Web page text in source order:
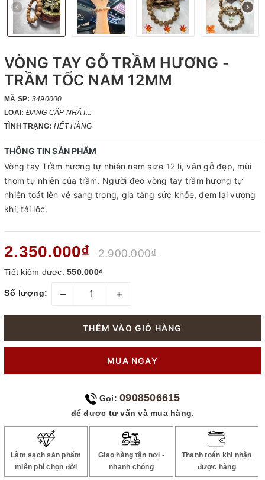
VÒNG TAY GỖ TRẦM HƯƠNG -
TRẦM TỐC NAM 12MM
MÃ SP: 3490000
LOẠI: ĐANG CẬP NHẬT...
TÌNH TRẠNG: HẾT HÀNG
THÔNG TIN SẢN PHẨM
Vòng tay Trầm hương tự nhiên nam size 12 li, vân gỗ đẹp, mùi
thơm tự nhiên của trầm. Người đeo vòng tay trầm hương tự
nhiên toát lên vẻ sang trọng, gia tăng sức khỏe, đem lại vượng
khí, tài lộc.
2.350.000₫ 2.900.000₫
Tiết kiệm được: 550.000₫
Số lượng: – +
THÊM VÀO GIỎ HÀNG
MUA NGAY
Gọi: 0908506615
để được tư vấn và mua hàng.
Làm sạch sản phẩm
miến phí chọn đời
Giao hàng tận nơi -
nhanh chóng
Thanh toán khi nhận
được hàng